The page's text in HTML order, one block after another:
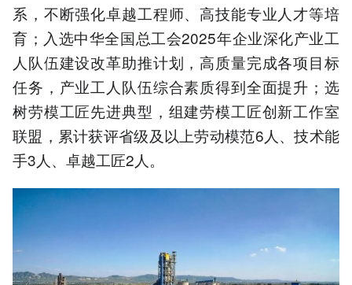
系，不断强化卓越工程师、高技能专业人才等培
育；入选中华全国总工会2025年企业深化产业工
人队伍建设改革助推计划，高质量完成各项目标
任务，产业工人队伍综合素质得到全面提升；选
树劳模工匠先进典型，组建劳模工匠创新工作室
联盟，累计获评省级及以上劳动模范6人、技术能
手3人、卓越工匠2人。